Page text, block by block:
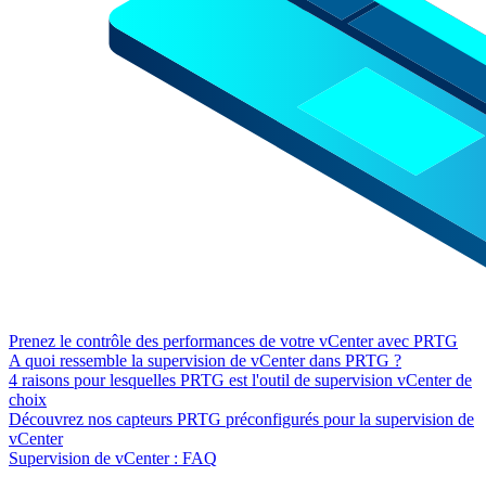
Prenez le contrôle des performances de votre vCenter avec PRTG
A quoi ressemble la supervision de vCenter dans PRTG ?
4 raisons pour lesquelles PRTG est l'outil de supervision vCenter de
choix
Découvrez nos capteurs PRTG préconfigurés pour la supervision de
vCenter
Supervision de vCenter : FAQ